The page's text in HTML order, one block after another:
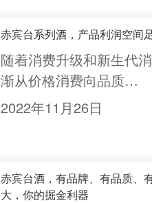
赤宾台系列酒，产品利润空间
随着消费升级和新生代
渐从价格消费向品质…
2022年11月26日
赤宾台酒，有品牌、有品质、
大，你的掘金利器